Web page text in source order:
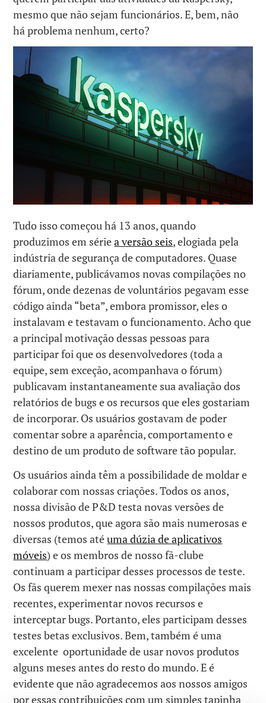
mesmo que não sejam funcionários. E, bem, não
há problema nenhum, certo?
Tudo isso começou há 13 anos, quando
produzimos em sériea versão seis, elogiada pela
indústria de segurança de computadores. Quase
diariamente, publicávamos novas compilações no
fórum, onde dezenas de voluntários pegavam esse
código ainda “beta”, embora promissor, eles o
instalavam e testavam o funcionamento. Acho que
a principal motivação dessas pessoas para
participar foi que os desenvolvedores (toda a
equipe, sem exceção, acompanhava o fórum)
publicavam instantaneamente sua avaliação dos
relatórios de bugs e os recursos que eles gostariam
de incorporar. Os usuários gostavam de poder
comentar sobre a aparência, comportamento e
destino de um produto de software tão popular.
Os usuários ainda têm a possibilidade de moldar e
colaborar com nossas criações. Todos os anos,
nossa divisão de P&D testa novas versões de
nossos produtos, que agora são mais numerosas e
diversas (temos atéuma dúzia de aplicativos
móveis) e os membros de nosso fã-clube
continuam a participar desses processos de teste.
Os fãs querem mexer nas nossas compilações mais
recentes, experimentar novos recursos e
interceptar bugs. Portanto, eles participam desses
testes betas exclusivos. Bem, também é uma
excelente oportunidade de usar novos produtos
alguns meses antes do resto do mundo. E é
evidente que não agradecemos aos nossos amigos
por essas contribuições com um simples tapinha